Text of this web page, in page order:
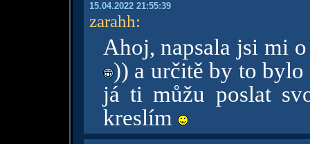
15.04.2022 21:55:39
zarahh:
Ahoj, napsala jsi mi
)) a určitě by to bylo
já ti můžu poslat
kreslím